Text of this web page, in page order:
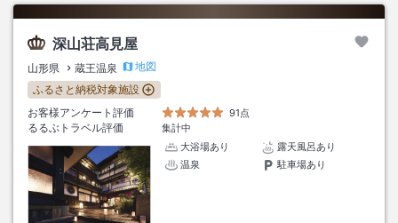
深山荘高見屋
山形県 蔵王温泉
地図
ふるさと納税対象施設
お客様アンケート評価
91点
るるぶトラベル評価
集計中
大浴場あり
露天風呂あり
温泉
駐車場あり